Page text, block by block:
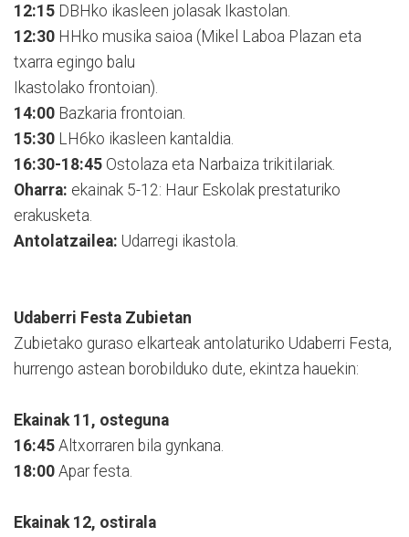
12:15 DBHko ikasleen jolasak Ikastolan.
12:30 HHko musika saioa (Mikel Laboa Plazan eta
txarra egingo balu
Ikastolako frontoian).
14:00 Bazkaria frontoian.
15:30 LH6ko ikasleen kantaldia.
16:30-18:45 Ostolaza eta Narbaiza trikitilariak.
Oharra: ekainak 5-12: Haur Eskolak prestaturiko
erakusketa.
Antolatzailea: Udarregi ikastola.
Udaberri Festa Zubietan
Zubietako guraso elkarteak antolaturiko Udaberri Festa,
hurrengo astean borobilduko dute, ekintza hauekin:
Ekainak 11, osteguna
16:45 Altxorraren bila gynkana.
18:00 Apar festa.
Ekainak 12, ostirala